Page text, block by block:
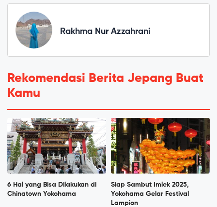
Rakhma Nur Azzahrani
Rekomendasi Berita Jepang Buat
Kamu
6 Hal yang Bisa Dilakukan di
Chinatown Yokohama
Siap Sambut Imlek 2025,
Yokohama Gelar Festival
Lampion